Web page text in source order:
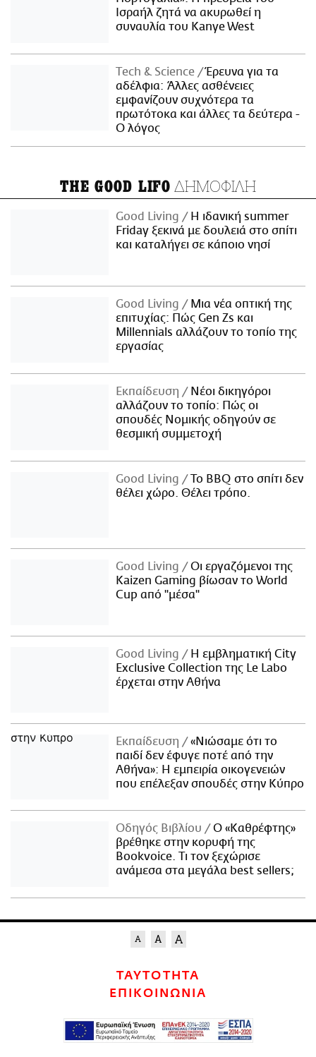
Ισραήλ ζητά να ακυρωθεί η
συναυλία του Kanye West
Τech & Science
Έρευνα για τα
αδέλφια: Άλλες ασθένειες
εμφανίζουν συχνότερα τα
πρωτότοκα και άλλες τα δεύτερα -
Ο λόγος
THE GOOD LIFO ΔΗΜΟΦΙΛΗ
Good Living
Η ιδανική summer
Friday ξεκινά με δουλειά στο σπίτι
και καταλήγει σε κάποιο νησί
Good Living
Μια νέα οπτική της
επιτυχίας: Πώς Gen Zs και
Millennials αλλάζουν το τοπίο της
εργασίας
Εκπαίδευση
Νέοι δικηγόροι
αλλάζουν το τοπίο: Πώς οι
σπουδές Νομικής οδηγούν σε
θεσμική συμμετοχή
Good Living
Το BBQ στο σπίτι δεν
θέλει χώρο. Θέλει τρόπο.
Good Living
Οι εργαζόμενοι της
Kaizen Gaming βίωσαν το World
Cup από "μέσα"
Good Living
Η εμβληματική City
Exclusive Collection της Le Labo
έρχεται στην Αθήνα
Εκπαίδευση
«Νιώσαμε ότι το
παιδί δεν έφυγε ποτέ από την
Αθήνα»: Η εμπειρία οικογενειών
που επέλεξαν σπουδές στην Κύπρο
Οδηγός Βιβλίου
Ο «Καθρέφτης»
βρέθηκε στην κορυφή της
Bookvoice. Τι τον ξεχώρισε
ανάμεσα στα μεγάλα best sellers;
ΤΑΥΤΟΤΗΤΑ
ΕΠΙΚΟΙΝΩΝΙΑ